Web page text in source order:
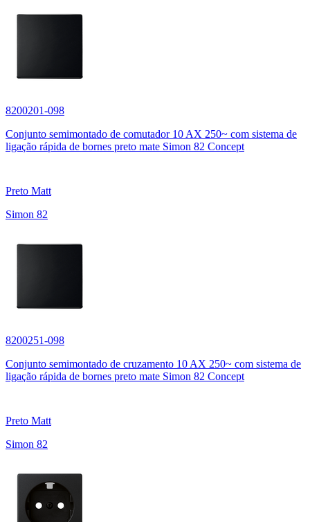
8200201-098
Conjunto semimontado de comutador 10 AX 250~ com sistema de
ligação rápida de bornes preto mate Simon 82 Concept
Preto Matt
Simon 82
8200251-098
Conjunto semimontado de cruzamento 10 AX 250~ com sistema de
ligação rápida de bornes preto mate Simon 82 Concept
Preto Matt
Simon 82